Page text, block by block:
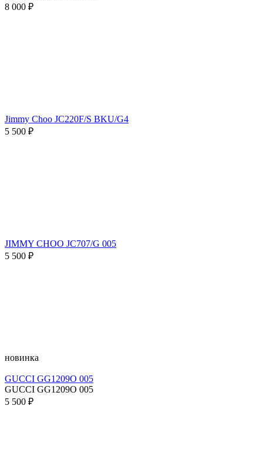
8 000 ₽
Jimmy Choo JC220F/S BKU/G4
5 500 ₽
JIMMY CHOO JC707/G 005
5 500 ₽
новинка
GUCCI GG1209O 005
GUCCI GG1209O 005
5 500 ₽